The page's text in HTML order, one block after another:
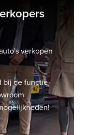
verkopen
bij de functie